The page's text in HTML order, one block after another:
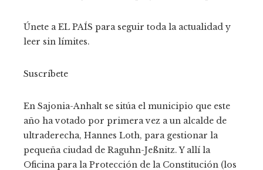
Únete a EL PAÍS para seguir toda la actualidad y
leer sin límites.
Suscríbete
En Sajonia-Anhalt se sitúa el municipio que este
año ha votado por primera vez a un alcalde de
ultraderecha, Hannes Loth, para gestionar la
pequeña ciudad de Raguhn-Jeßnitz. Y allí la
Oficina para la Protección de la Constitución (los